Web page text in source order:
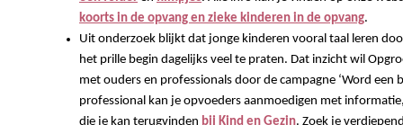
koorts in de opvang en zieke kinderen in de opvang.
Uit onderzoek blijkt dat jonge kinderen vooral taal leren
het prille begin dagelijks veel te praten. Dat inzicht wil
met ouders en professionals door de campagne ‘Word een
professional kan je opvoeders aanmoedigen met
die je kan terugvinden bij Kind en Gezin. Zoek je